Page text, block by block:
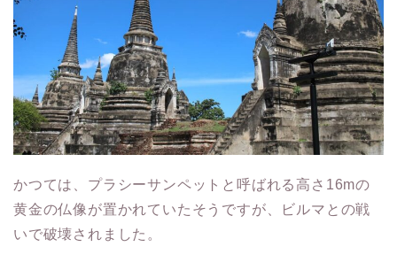
かつては、プラシーサンペットと呼ばれる高さ16mの
黄金の仏像が置かれていたそうですが、ビルマとの戦
いで破壊されました。